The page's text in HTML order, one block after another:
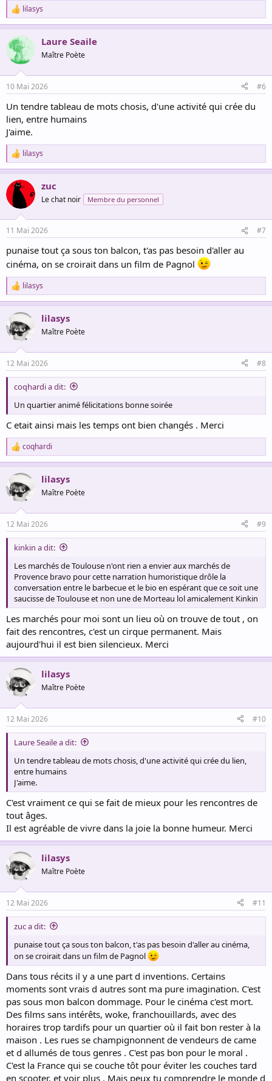
R
e
a
c
t
i
s
lilasys
Laure Seaile
Maître Poète
10 Mai 2026 #6
Un tendre tableau de mots chosis, d'une activité qui crée du
lien, entre humains
J'aime.
R
e
a
c
t
i
s
lilasys
zuc
Le chat noir Membre du personnel
11 Mai 2026 #7
punaise tout ça sous ton balcon, t'as pas besoin d'aller au
cinéma, on se croirait dans un film de Pagnol
R
e
a
c
t
i
s
:
lilasys
lilasys
Maître Poète
12 Mai 2026 #8
coqhardi a dit:
Un quartier animé félicitations bonne soirée
C etait ainsi mais les temps ont bien changés . Merci
R
e
a
c
t
i
s
:
coqhardi
lilasys
Maître Poète
12 Mai 2026 #9
kinkin a dit:
Les marchés de Toulouse n'ont rien a envier aux marchés de
Provence bravo pour cette narration humoristique drôle la
conversation entre le barbecue et le bio en espérant que ce soit une
saucisse de Toulouse et non une de Morteau lol amicalement Kinkin
Les marchés pour moi sont un lieu où on trouve de tout , on
fait des rencontres, c'est un cirque permanent. Mais
aujourd'hui il est bien silencieux. Merci
lilasys
Maître Poète
12 Mai 2026 #10
Laure Seaile a dit:
Un tendre tableau de mots chosis, d'une activité qui crée du lien,
entre humains
J'aime.
C'est vraiment ce qui se fait de mieux pour les rencontres de
tout âges.
Il est agréable de vivre dans la joie la bonne humeur. Merci
lilasys
Maître Poète
12 Mai 2026 #11
zuc a dit:
punaise tout ça sous ton balcon, t'as pas besoin d'aller au cinéma,
on se croirait dans un film de Pagnol
Dans tous récits il y a une part d inventions. Certains
moments sont vrais d autres sont ma pure imagination. C'est
pas sous mon balcon dommage. Pour le cinéma c'est mort.
Des films sans intérêts, woke, franchouillards, avec des
horaires trop tardifs pour un quartier où il fait bon rester à la
maison . Les rues se champignonnent de vendeurs de came
et d allumés de tous genres . C'est pas bon pour le moral .
C'est la France qui se couche tôt pour éviter les couches tard
en scooter, et voir plus . Mais peux tu comprendre le monde d